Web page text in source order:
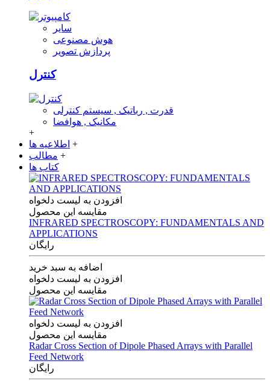
سایر
هوش مصنوعی
پردازش تصویر
کنترل
قدرت , رباتیک , سیستم کنترلی
مکانیک , هوافضا
+
اطلاعیه ها +
مطالب +
کتاب ها
افزودن به لیست دلخواه
مقایسه این محصول
INFRARED SPECTROSCOPY: FUNDAMENTALS AND
APPLICATIONS
رایگان
اضافه به سبد خرید
افزودن به لیست دلخواه
مقایسه این محصول
افزودن به لیست دلخواه
مقایسه این محصول
Radar Cross Section of Dipole Phased Arrays with Parallel
Feed Network
رایگان